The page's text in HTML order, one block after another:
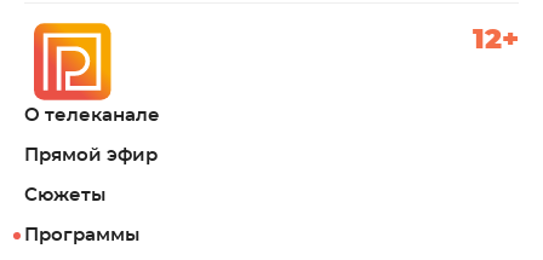
О телеканале
Прямой эфир
Сюжеты
Программы
12+